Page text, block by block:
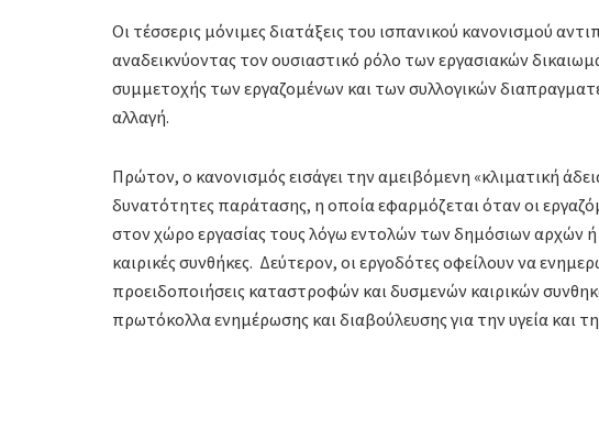
Οι τέσσερις μόνιμες διατάξεις του ισπανικού κανονισμού
αναδεικνύοντας τον ουσιαστικό ρόλο των εργασιακών
συμμετοχής των εργαζομένων και των συλλογικών
αλλαγή.
Πρώτον, ο κανονισμός εισάγει την αμειβόμενη «κλιματική
δυνατότητες παράτασης, η οποία εφαρμόζεται όταν οι
στον χώρο εργασίας τους λόγω εντολών των δημόσιων αρχών
καιρικές συνθήκες. Δεύτερον, οι εργοδότες οφείλουν να
προειδοποιήσεις καταστροφών και δυσμενών καιρικών
πρωτόκολλα ενημέρωσης και διαβούλευσης για την υγεία και